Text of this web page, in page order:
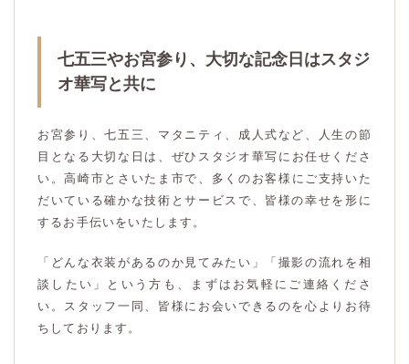
七五三やお宮参り、大切な記念日はスタジ
オ華写と共に
お宮参り、七五三、マタニティ、成人式など、人生の節
目となる大切な日は、ぜひスタジオ華写にお任せくださ
い。高崎市とさいたま市で、多くのお客様にご支持いた
だいている確かな技術とサービスで、皆様の幸せを形に
するお手伝いをいたします。
「どんな衣装があるのか見てみたい」「撮影の流れを相
談したい」という方も、まずはお気軽にご連絡くださ
い。スタッフ一同、皆様にお会いできるのを心よりお待
ちしております。